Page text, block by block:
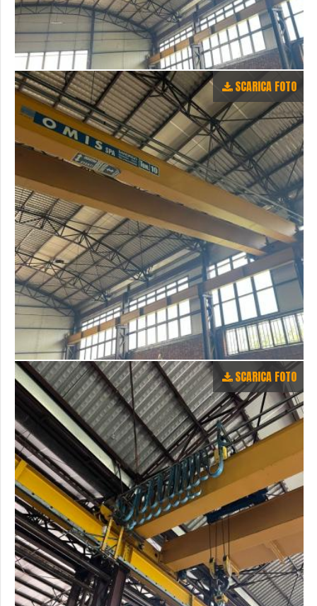
SCARICA FOTO
SCARICA FOTO